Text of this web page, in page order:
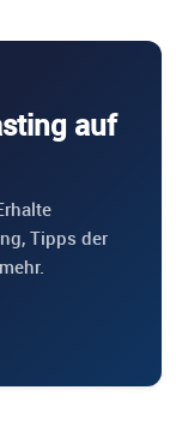
auf
Tipps der